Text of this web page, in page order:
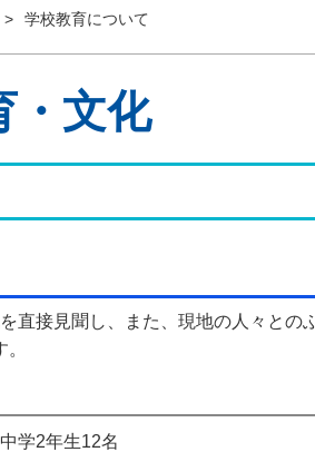
> 学校教育について
・文化
直接見聞し、また、現地の人々と
学2年生12名